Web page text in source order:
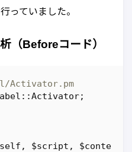
っていました。
（Beforeコード）
Activator.pm
;
$script, $context)